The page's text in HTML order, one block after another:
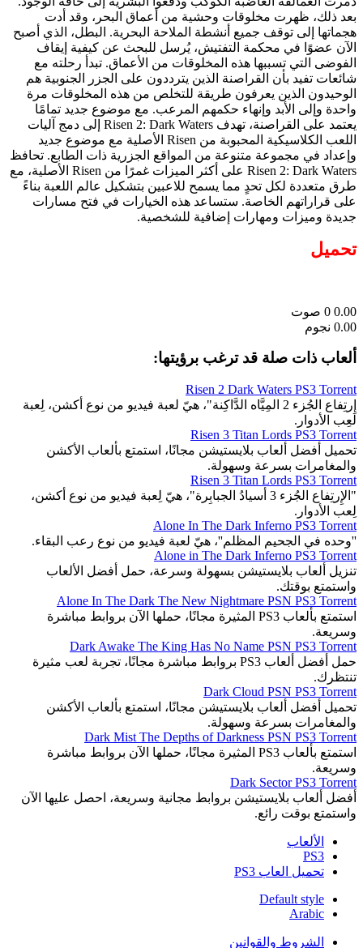
بعد ذلك، ظهرت مخلوقات وحشية من أعماق البحر، وقد أدت
هجماتها إلى توقف جميع أنشطة الملاحة البحرية. البطل، الذي أصبح
الآن عضوًا في محكمة التفتيش، يُرسل للبحث عن كيفية إيقاف
الفوضى التي تسببها هذه المخلوقات من الأعماق. تبدأ رحلته مع
شائعات تفيد بأن القراصنة الذين يترددون على الجزر الجنوبية هم
الوحيدون الذين يعرفون طريقة للتخلص من هذه المخلوقات مرة
واحدة وإلى الأبد وإنهاء حكمهم المرعب. مع موضوع جديد تمامًا
يعتمد على القراصنة، تهدف Risen 2: Dark Waters إلى دمج آليات
اللعب الكلاسيكية المحبوبة من Risen الأصلية مع موضوع جديد
وإعداد في مجموعة متنوعة من المواقع الجزرية ذات الطابع. تحافظ
Risen 2: Dark Waters على أكثر الميزات غمرًا من Risen الأصلية، مع
طرق متعددة لكل تحدٍ مما يسمح للاعبين بتشكيل عالم اللعبة بناءً
على قراراتهم الخاصة. ستساعد هذه الخيارات في فتح مسارات
جديدة وميزات ومهارات إضافية للشخصية.
تحميل
0.00
0 صوت
0.00 نجوم
ألعاب ذات صلة قد ترغب برؤيتها:
Risen 2 Dark Waters PS3 Torrent
إِرتِفاع الجُزء 2 المِيَّاه الدَّاكِنة"، هيّ لعبة فيديو من نوع أكشن، لِعبة
لعِب الأدوار.
Risen 3 Titan Lords PS3 Torrent
تحميل أفضل ألعاب بلايستيشن مجانًا، استمتع بألعاب الأكشن
والمغامرات بسرعة وسهولة.
Risen 3 Titan Lords PS3 Torrent
"الإِرتِفاع الجُزء 3 أسيادُ الجبابِرة"، هيّ لِعبة فيديو من نوع أكشن،
لِعب الأدوار.
Alone In The Dark Inferno PS3 Torrent
''وحده في الجحيم المظلم''، هيّ لعبة فيديو من نوع رعب البقاء.
Alone in The Dark Inferno PS3 Torrent
تنزيل ألعاب بلايستيشن بسهولة وسرعة، حمل أفضل الألعاب
واستمتع بوقتك.
Alone In The Dark The New Nightmare PSN PS3 Torrent
استمتع بألعاب PS3 المثيرة مجانًا، حملها الآن بروابط مباشرة
وسريعة.
Dark Awake The King Has No Name PSN PS3 Torrent
حمل أفضل ألعاب PS3 بروابط مباشرة مجانًا، تجربة لعب مثيرة
تنتظرك.
Dark Cloud PSN PS3 Torrent
تحميل أفضل ألعاب بلايستيشن مجانًا، استمتع بألعاب الأكشن
والمغامرات بسرعة وسهولة.
Dark Mist The Depths of Darkness PSN PS3 Torrent
استمتع بألعاب PS3 المثيرة مجانًا، حملها الآن بروابط مباشرة
وسريعة.
Dark Sector PS3 Torrent
أفضل ألعاب بلايستيشن بروابط مجانية وسريعة، احصل عليها الآن
واستمتع بوقت رائع.
الألعاب
PS3
تحميل العاب PS3
Default style
Arabic
الشروط والقوانين